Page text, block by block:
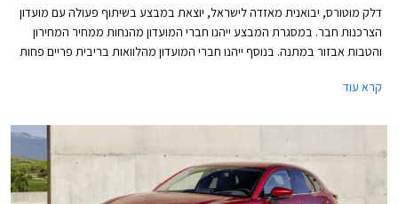
דלק מוטורס, יבואנית מאזדה לישראל, יוצאת במבצע בשיתוף פעולה עם מועדון
הצרכנות חבר. במסגרת המבצע ייהנו חברי המועדון מהנחות ממחיר המחירון
והטבות אבזור במתנה. בנוסף ייהנו חברי המועדון מהלוואות בריבית פריים פחות
תוכנית המימון חבר ליס. המבצע יתקיים בכל אולמות התצוגה של מאזדה בין
קרא עוד